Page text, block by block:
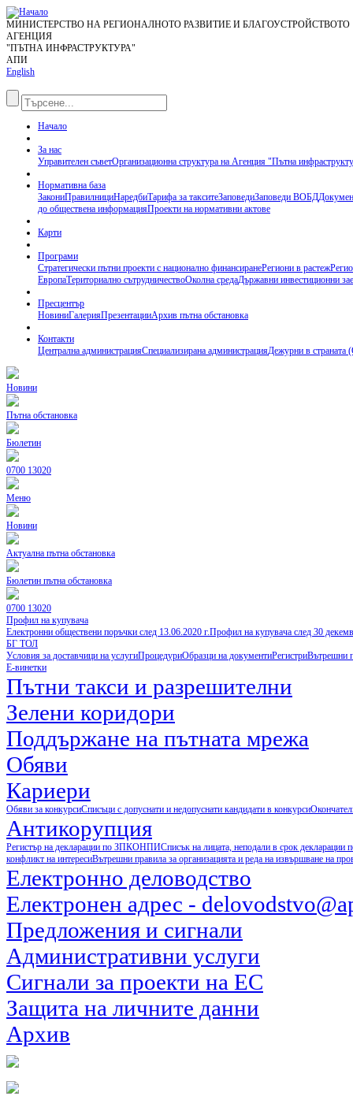
МИНИСТЕРСТВО НА РЕГИОНАЛНОТО РАЗВИТИЕ И БЛАГОУСТРОЙСТВОТО
АГЕНЦИЯ
"ПЪТНА ИНФРАСТРУКТУРА"
АПИ
English
Начало
За нас
Управителен съветОрганизационна структура на Агенция "Пътна
Нормативна база
ЗакониПравилнициНаредбиТарифа за такситеЗаповедиЗаповеди ВОБД
до обществена информацияПроекти на нормативни актове
Карти
Програми
Стратегически пътни проекти с национално финансиранеРегиони в растеж
ЕвропаТериториално сътрудничествоОколна средаДържавни инвестиционни
Пресцентър
НовиниГалерияПрезентацииАрхив пътна обстановка
Контакти
Централна администрацияСпециализирана администрацияДежурни в
Новини
Пътна обстановка
Бюлетин
0700 13020
Меню
Новини
Актуална пътна обстановка
Бюлетин пътна обстановка
0700 13020
Профил на купувача
Електронни обществени поръчки след 13.06.2020 г.Профил на купувача след 30
БГ ТОЛ
Условия за доставчици на услугиПроцедуриОбразци на документиРегистриВътрешни
Е-винетки
Пътни такси и разрешителни
Зелени коридори
Поддържане на пътната мрежа
Обяви
Кариери
Обяви за конкурсиСписъци с допуснати и недопуснати кандидати в конкурси
Антикорупция
Регистър на декларации по ЗПКОНПИСписък на лицата, неподали в срок
конфликт на интересиВътрешни правила за организацията и реда на извършване на
Електронно деловодство
Електронен адрес -
Предложения и сигнали
Административни услуги
Сигнали за проекти на ЕС
Защита на личните данни
Архив